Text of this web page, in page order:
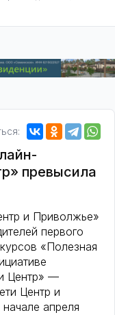
превысила
и Приволжье»
первого
«Полезная
Центр» —
Центр и
апреля